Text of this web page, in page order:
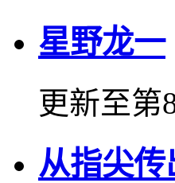
星野龙一
更新至第
从指尖